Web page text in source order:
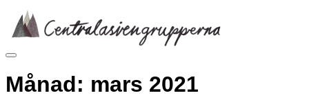
Skip
content
Månad: mars 2021